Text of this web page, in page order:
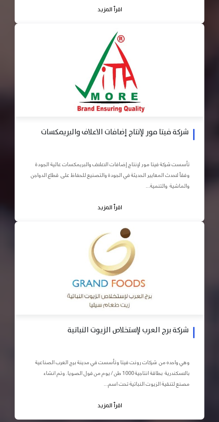
اقرأ المزيد
شركة فيتا مور لإنتاج إضافات الاعلاف والبريمكسات
تأسست شركة فيتا مور لإنتاج إضافات الاعلاف والبريمكسات عالية الجودة
وفقاً لاحدث المعايير الحديثة في الجودة والتصنيع للحفاظ على قطاع الدواجن
والماشية والتنمية...
اقرأ المزيد
شركة برج العرب لإستخلاص الزيوت النباتية
وهي واحده من شركات رونت فيتا وتأسست في مدينة برج العرب الصناعية
بالاسكندرية بطاقة انتاجية 1000 طن / يوم من فول الصويا. وتم انشاء
مصنع لتنقية الزيوت النباتية تحت اسم...
اقرأ المزيد